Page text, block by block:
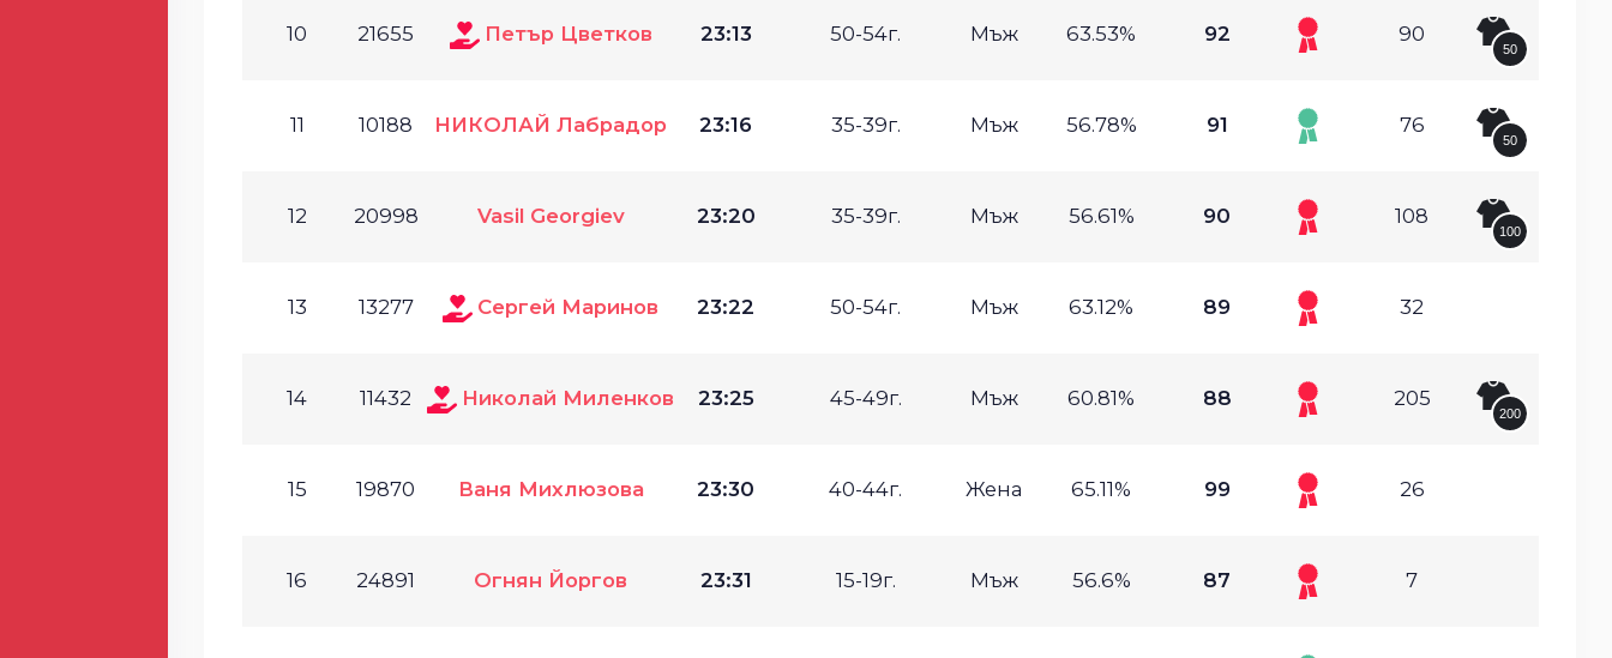
10 21655 Петър Цветков 23:13 50-54г. Мъж 63.53% 92 90
50
11 10188 НИКОЛАЙ Лабрадор 23:16 35-39г. Мъж 56.78% 91 76
50
12 20998 Vasil Georgiev 23:20 35-39г. Мъж 56.61% 90 108
100
13 13277 Сергей Маринов 23:22 50-54г. Мъж 63.12% 89 32
14 11432 Николай Миленков 23:25 45-49г. Мъж 60.81% 88 205
200
15 19870 Ваня Михлюзова 23:30 40-44г. Жена 65.11% 99 26
16 24891 Огнян Йоргов 23:31 15-19г. Мъж 56.6% 87 7